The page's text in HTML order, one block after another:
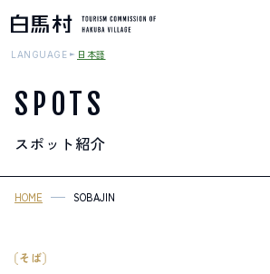
MOUNTAIN & TREKKING
登山・トレッキング
スキー場
LANGUAGE 日本語
SPOTS
スポット紹介
HOME SOBAJIN
そば